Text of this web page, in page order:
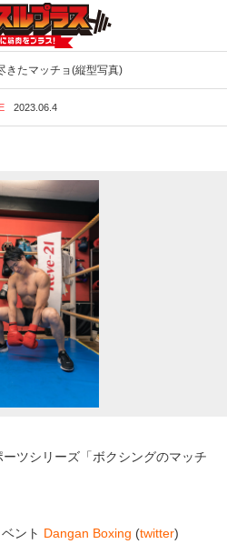
きたマッチョ(縦型写真)
2023.06.4
ツシリーズ「ボクシングのマッチ
ント Dangan Boxing (twitter)